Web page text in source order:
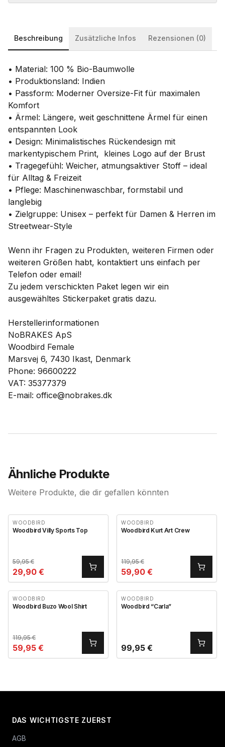
Beschreibung Zusätzliche Infos Rezensionen (0)
• Material: 100 % Bio-Baumwolle
• Produktionsland: Indien
• Passform: Moderner Oversize-Fit für maximalen
Komfort
• Ärmel: Längere, weit geschnittene Ärmel für einen
entspannten Look
• Design: Minimalistisches Rückendesign mit
markentypischem Print, kleines Logo auf der Brust
• Tragegefühl: Weicher, atmungsaktiver Stoff – ideal
für Alltag & Freizeit
• Pflege: Maschinenwaschbar, formstabil und
langlebig
• Zielgruppe: Unisex – perfekt für Damen & Herren im
Streetwear-Style
Wenn ihr Fragen zu Produkten, weiteren Firmen oder
weiteren Größen habt, kontaktiert uns einfach per
Telefon oder email!
Zu jedem verschickten Paket legen wir ein
ausgewähltes Stickerpaket gratis dazu.
Herstellerinformationen
NoBRAKES ApS
Woodbird Female
Marsvej 6, 7430 Ikast, Denmark
Phone: 96600222
VAT: 35377379
E-mail: office@nobrakes.dk
Ähnliche Produkte
Weitere Produkte, die dir gefallen könnten
WOODBIRD
Woodbird Villy Sports Top
59,95€
29,90 €
WOODBIRD
Woodbird Kurt Art Crew
119,95€
59,90 €
WOODBIRD
Woodbird Buzo Wool Shirt
119,95€
59,95 €
WOODBIRD
Woodbird “Carla”
99,95 €
DAS WICHTIGSTE ZUERST
AGB